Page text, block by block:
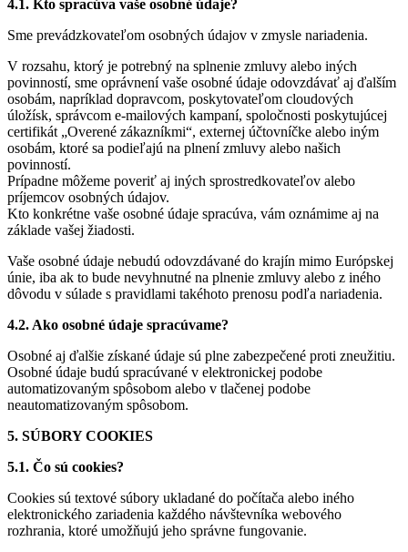
4.1. Kto spracúva vaše osobné údaje?
Sme prevádzkovateľom osobných údajov v zmysle nariadenia.
V rozsahu, ktorý je potrebný na splnenie zmluvy alebo iných
povinností, sme oprávnení vaše osobné údaje odovzdávať aj ďalším
osobám, napríklad dopravcom, poskytovateľom cloudových
úložísk, správcom e-mailových kampaní, spoločnosti poskytujúcej
certifikát „Overené zákazníkmi“, externej účtovníčke alebo iným
osobám, ktoré sa podieľajú na plnení zmluvy alebo našich
povinností.
Prípadne môžeme poveriť aj iných sprostredkovateľov alebo
príjemcov osobných údajov.
Kto konkrétne vaše osobné údaje spracúva, vám oznámime aj na
základe vašej žiadosti.
Vaše osobné údaje nebudú odovzdávané do krajín mimo Európskej
únie, iba ak to bude nevyhnutné na plnenie zmluvy alebo z iného
dôvodu v súlade s pravidlami takéhoto prenosu podľa nariadenia.
4.2. Ako osobné údaje spracúvame?
Osobné aj ďalšie získané údaje sú plne zabezpečené proti zneužitiu.
Osobné údaje budú spracúvané v elektronickej podobe
automatizovaným spôsobom alebo v tlačenej podobe
neautomatizovaným spôsobom.
5. SÚBORY COOKIES
5.1. Čo sú cookies?
Cookies sú textové súbory ukladané do počítača alebo iného
elektronického zariadenia každého návštevníka webového
rozhrania, ktoré umožňujú jeho správne fungovanie.